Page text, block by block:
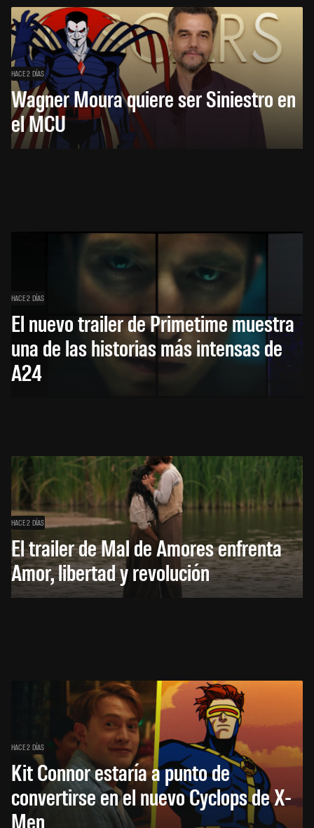
HACE 2 DÍAS
Wagner Moura quiere ser Siniestro en
el MCU
HACE 2 DÍAS
El nuevo trailer de Primetime muestra
una de las historias más intensas de
A24
HACE 2 DÍAS
El trailer de Mal de Amores enfrenta
Amor, libertad y revolución
HACE 2 DÍAS
Kit Connor estaría a punto de
convertirse en el nuevo Cyclops de X-
Men